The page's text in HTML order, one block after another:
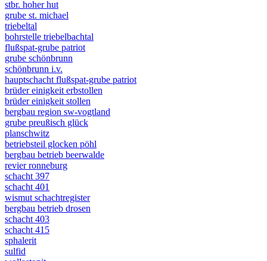
stbr. hoher hut
grube st. michael
triebeltal
bohrstelle triebelbachtal
flußspat-grube patriot
grube schönbrunn
schönbrunn i.v.
hauptschacht flußspat-grube patriot
brüder einigkeit erbstollen
brüder einigkeit stollen
bergbau region sw-vogtland
grube preußisch glück
planschwitz
betriebsteil glocken pöhl
bergbau betrieb beerwalde
revier ronneburg
schacht 397
schacht 401
wismut schachtregister
bergbau betrieb drosen
schacht 403
schacht 415
sphalerit
sulfid